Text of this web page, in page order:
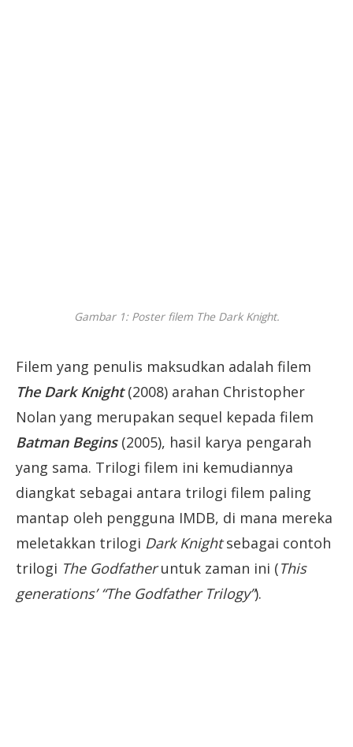
Gambar 1: Poster filem The Dark Knight.
Filem yang penulis maksudkan adalah filem
The Dark Knight(2008) arahan Christopher
Nolan yang merupakan sequel kepada filem
Batman Begins (2005), hasil karya pengarah
yang sama. Trilogi filem ini kemudiannya
diangkat sebagai antara trilogi filem paling
mantap oleh pengguna IMDB, di mana mereka
meletakkan trilogi Dark Knightsebagai contoh
trilogi The Godfatheruntuk zaman ini (This
generations’ “The Godfather Trilogy”).